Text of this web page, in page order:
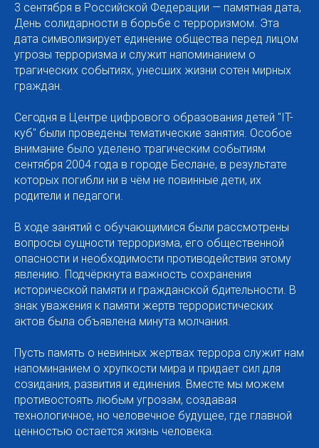
3 сентября в Российской Федерации — памятная дата,
День солидарности в борьбе с терроризмом. Эта
дата символизирует единение общества перед лицом
угрозы терроризма и служит напоминанием о
трагических событиях, унесших жизни сотен мирных
граждан.
Сегодня в Центре цифрового образования детей "IT-
куб" были проведены тематические занятия. Особое
внимание было уделено трагическим событиям
сентября 2004 года в городе Беслане, в результате
которых погибли ни в чём не повинные дети, их
родители и педагоги.
В ходе занятий с обучающимися были рассмотрены
вопросы сущности терроризма, его общественной
опасности и необходимости противодействия этому
явлению. Подчёркнута важность сохранения
исторической памяти и гражданской бдительности. В
знак уважения к памяти жертв террористических
актов была объявлена минута молчания.
Пусть память о невинных жертвах террора служит нам
напоминанием о хрупкости мира и придает сил для
созидания, развития и единения. Вместе мы можем
противостоять любым угрозам, создавая
технологичное, но человечное будущее, где главной
ценностью остается жизнь человека.